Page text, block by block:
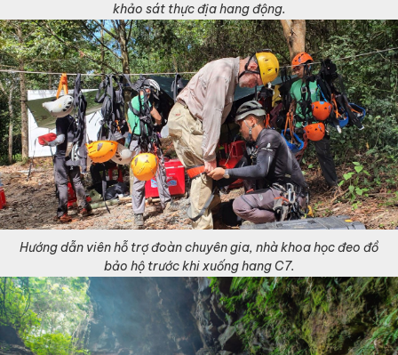
khảo sát thực địa hang động.
Hướng dẫn viên hỗ trợ đoàn chuyên gia, nhà khoa học đeo đồ
bảo hộ trước khi xuống hang C7.